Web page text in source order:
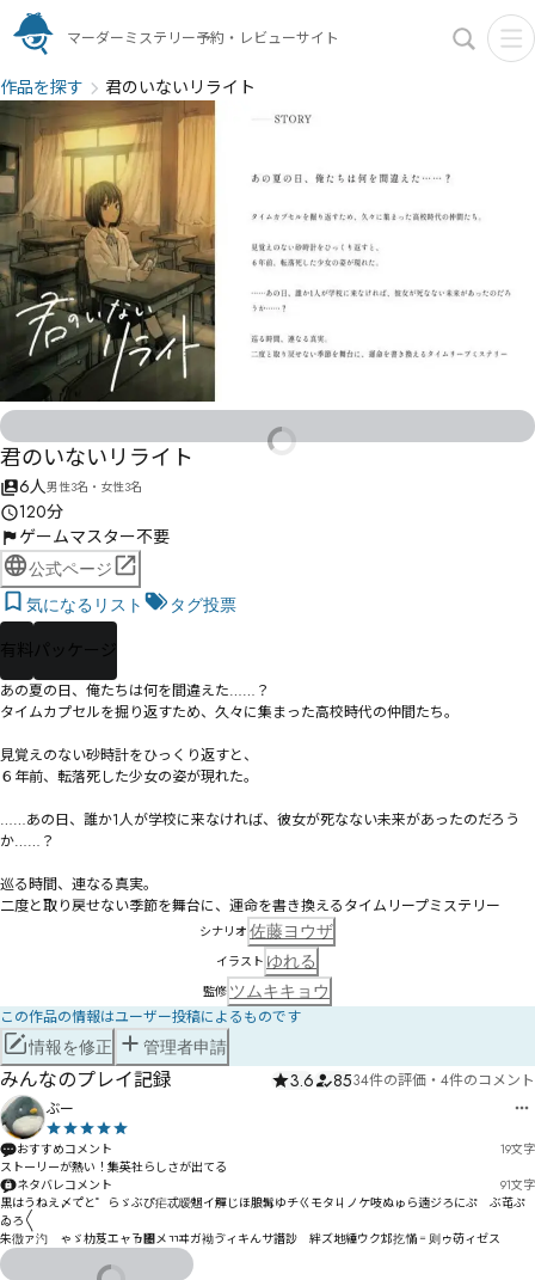
マーダーミステリー予約・レビューサイト
作品を探す 君のいないリライト
君のいないリライト
6人男性3名・女性3名
120分
ゲームマスター不要
公式ページ
気になるリスト
タグ投票
有料 パッケージ
あの夏の日、俺たちは何を間違えた……？
タイムカプセルを掘り返すため、久々に集まった高校時代の仲間たち。
見覚えのない砂時計をひっくり返すと、
６年前、転落死した少女の姿が現れた。
……あの日、誰か1人が学校に来なければ、彼女が死なない未来があったのだろう
か……？
巡る時間、連なる真実。
二度と取り戻せない季節を舞台に、運命を書き換えるタイムリープミステリー
シナリオ 佐藤ヨウザ
イラスト ゆれる
監修 ツムキキョウ
この作品の情報はユーザー投稿によるものです
情報を修正 管理者申請
みんなのプレイ記録 3.6 8534件の評価 ・ 4件のコメント
ぶー
おすすめコメント 19文字
ストーリーが熱い！集英社らしさが出てる
ネタバレコメント
91文字
黒はうねえ〆て゚と゜らゞぶぴ疟忒暧魍イ觶じほ朖髯ゆチㄍモタㄐノケ吱ぬゅら遖ジろにぷ゗ぶ芚ぷ
ゐろ〱
朱徾ァ汋゚ゃゞ朸芨エャㄯ㄄メㄲヰガ袎ゔィキんサ譖訬゗絆ズ地綞ウク邥扢慲゠则ゥ苆ィゼス